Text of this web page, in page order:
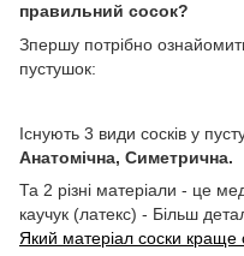
правильний сосок?
Зпершу потрібно
пустушок:
Існують 3 види сосків у
Анатомічна, Симетрична.
Та 2 різні матеріали - це
каучук (латекс) - Більш
Який матеріал соски краще